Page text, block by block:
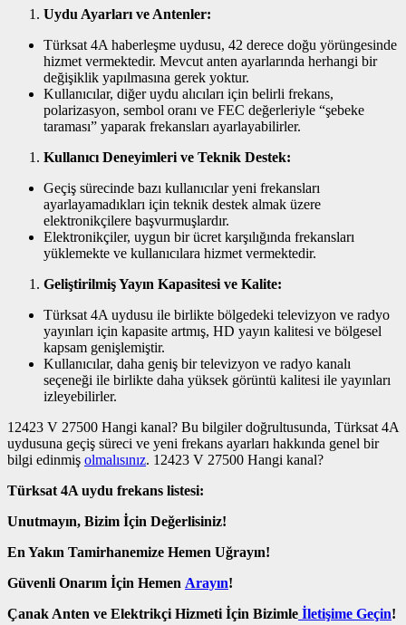
Uydu Ayarları ve Antenler:
Türksat 4A haberleşme uydusu, 42 derece doğu yörüngesinde
hizmet vermektedir. Mevcut anten ayarlarında herhangi bir
değişiklik yapılmasına gerek yoktur.
Kullanıcılar, diğer uydu alıcıları için belirli frekans,
polarizasyon, sembol oranı ve FEC değerleriyle “şebeke
taraması” yaparak frekansları ayarlayabilirler.
Kullanıcı Deneyimleri ve Teknik Destek:
Geçiş sürecinde bazı kullanıcılar yeni frekansları
ayarlayamadıkları için teknik destek almak üzere
elektronikçilere başvurmuşlardır.
Elektronikçiler, uygun bir ücret karşılığında frekansları
yüklemekte ve kullanıcılara hizmet vermektedir.
Geliştirilmiş Yayın Kapasitesi ve Kalite:
Türksat 4A uydusu ile birlikte bölgedeki televizyon ve radyo
yayınları için kapasite artmış, HD yayın kalitesi ve bölgesel
kapsam genişlemiştir.
Kullanıcılar, daha geniş bir televizyon ve radyo kanalı
seçeneği ile birlikte daha yüksek görüntü kalitesi ile yayınları
izleyebilirler.
12423 V 27500 Hangi kanal? Bu bilgiler doğrultusunda, Türksat 4A
uydusuna geçiş süreci ve yeni frekans ayarları hakkında genel bir
bilgi edinmiş olmalısınız. 12423 V 27500 Hangi kanal?
Türksat 4A uydu frekans listesi:
Unutmayın, Bizim İçin Değerlisiniz!
En Yakın Tamirhanemize Hemen Uğrayın!
Güvenli Onarım İçin Hemen Arayın!
Çanak Anten ve Elektrikçi Hizmeti İçin Bizimle İletişime Geçin!